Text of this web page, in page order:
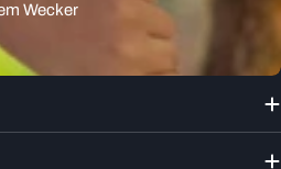
Wecker